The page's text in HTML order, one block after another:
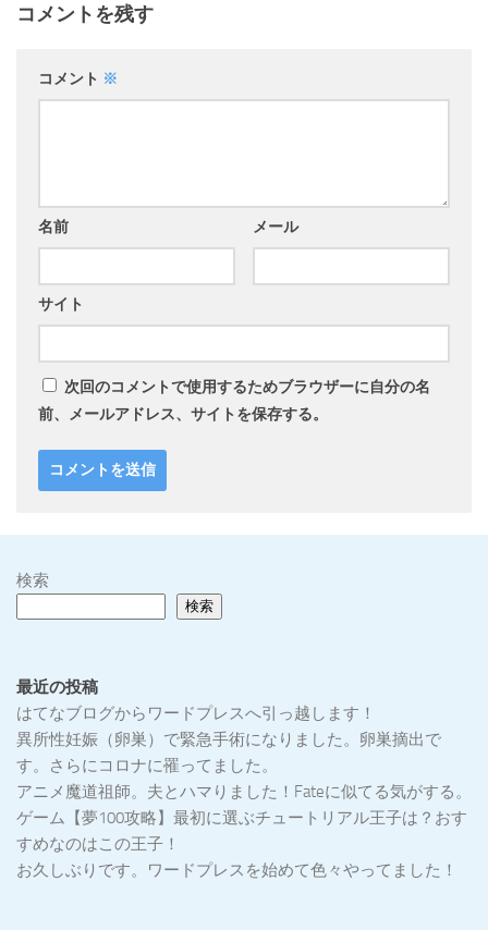
コメントを残す
コメント ※
名前 メール
サイト
次回のコメントで使用するためブラウザーに自分の名
前、メールアドレス、サイトを保存する。
検索
検索
最近の投稿
はてなブログからワードプレスへ引っ越します！
異所性妊娠（卵巣）で緊急手術になりました。卵巣摘出で
す。さらにコロナに罹ってました。
アニメ魔道祖師。夫とハマりました！Fateに似てる気がする。
ゲーム【夢100攻略】最初に選ぶチュートリアル王子は？おす
すめなのはこの王子！
お久しぶりです。ワードプレスを始めて色々やってました！